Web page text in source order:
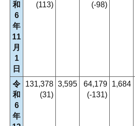
和
6
年
11
月
1
日
(113)
(-98)
令
和
6
年
131,378
(31)
3,595
64,179
(-131)
1,684